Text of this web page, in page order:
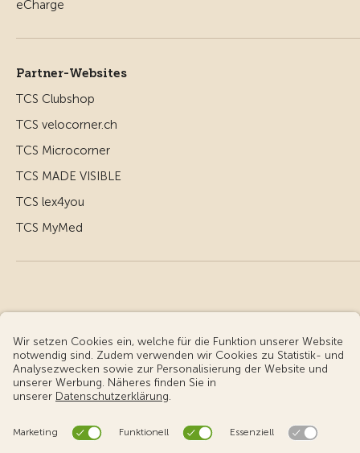
Partner-Websites
TCS Clubshop
TCS velocorner.ch
TCS Microcorner
TCS MADE VISIBLE
TCS lex4you
TCS MyMed
© Touring Club Schweiz
Benutzungsbedingungen - rechtliche Informationen